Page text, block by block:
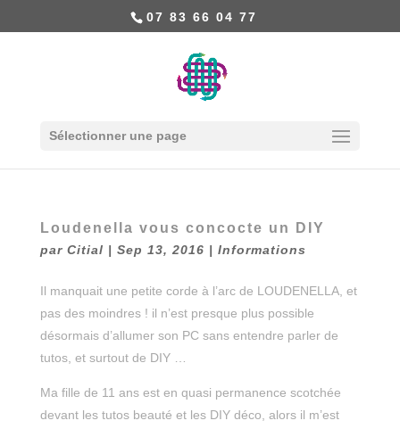
07 83 66 04 77
Sélectionner une page
Loudenella vous concocte un DIY
par Citial | Sep 13, 2016 | Informations
Il manquait une petite corde à l’arc de LOUDENELLA, et
pas des moindres ! il n’est presque plus possible
désormais d’allumer son PC sans entendre parler de
tutos, et surtout de DIY …
Ma fille de 11 ans est en quasi permanence scotchée
devant les tutos beauté et les DIY déco, alors il m’est